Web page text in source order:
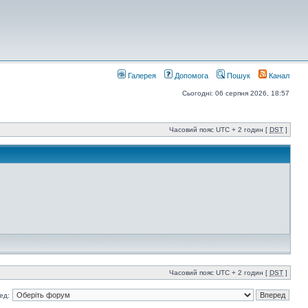
Галерея Допомога Пошук Канал
Сьогодні: 06 серпня 2026, 18:57
Часовий пояс UTC + 2 годин [ DST ]
Часовий пояс UTC + 2 годин [ DST ]